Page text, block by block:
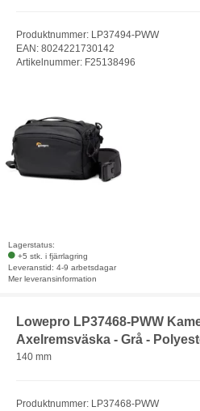
Produktnummer: LP37494-PWW
EAN: 8024221730142
Artikelnummer: F25138496
Lagerstatus:
+5 stk. i fjärrlagring
Leveranstid: 4-9 arbetsdagar
Mer leveransinformation
Lowepro LP37468-PWW
Axelremsväska - Grå -
140 mm
Produktnummer: LP37468-PWW